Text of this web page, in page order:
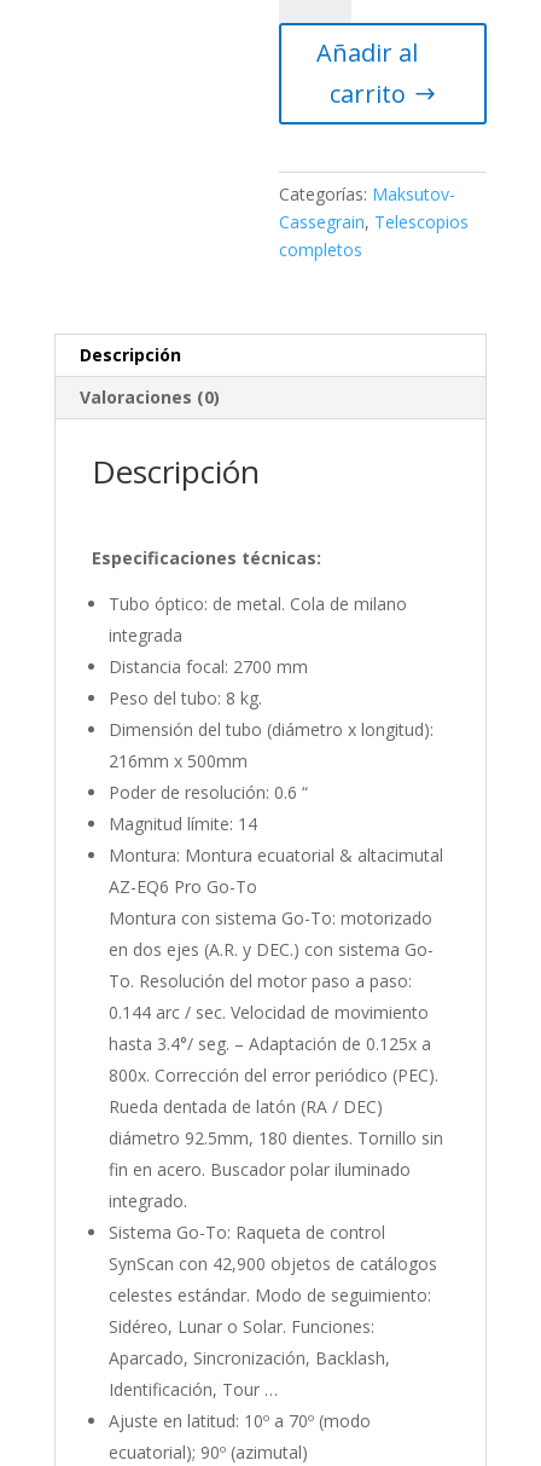
Watcher
AZ-
EQ6
(Pro
cantidad
Añadir al
carrito
Categorías: Maksutov-
Cassegrain, Telescopios
completos
Descripción
Valoraciones (0)
Descripción
Especificaciones técnicas:
Tubo óptico: de metal. Cola de milano
integrada
Distancia focal: 2700 mm
Peso del tubo: 8 kg.
Dimensión del tubo (diámetro x longitud):
216mm x 500mm
Poder de resolución: 0.6 “
Magnitud límite: 14
Montura: Montura ecuatorial & altacimutal
AZ-EQ6 Pro Go-To
Montura con sistema Go-To: motorizado
en dos ejes (A.R. y DEC.) con sistema Go-
To. Resolución del motor paso a paso:
0.144 arc / sec. Velocidad de movimiento
hasta 3.4°/ seg. – Adaptación de 0.125x a
800x. Corrección del error periódico (PEC).
Rueda dentada de latón (RA / DEC)
diámetro 92.5mm, 180 dientes. Tornillo sin
fin en acero. Buscador polar iluminado
integrado.
Sistema Go-To: Raqueta de control
SynScan con 42,900 objetos de catálogos
celestes estándar. Modo de seguimiento:
Sidéreo, Lunar o Solar. Funciones:
Aparcado, Sincronización, Backlash,
Identificación, Tour …
Ajuste en latitud: 10º a 70º (modo
ecuatorial); 90º (azimutal)